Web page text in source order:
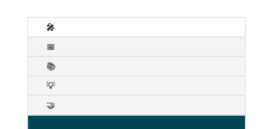
🎤
📅
📚
💡
🤝